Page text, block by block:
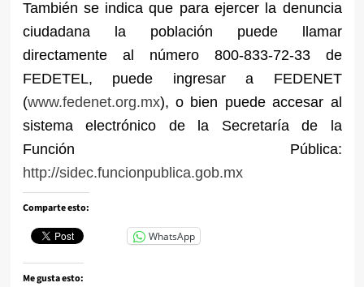
También se indica que para ejercer la denuncia
ciudadana la población puede llamar
directamente al número 800-833-72-33 de
FEDETEL, puede ingresar a FEDENET
(www.fedenet.org.mx), o bien puede accesar al
sistema electrónico de la Secretaría de la
Función Pública:
http://sidec.funcionpublica.gob.mx
Comparte esto:
WhatsApp
Me gusta esto: